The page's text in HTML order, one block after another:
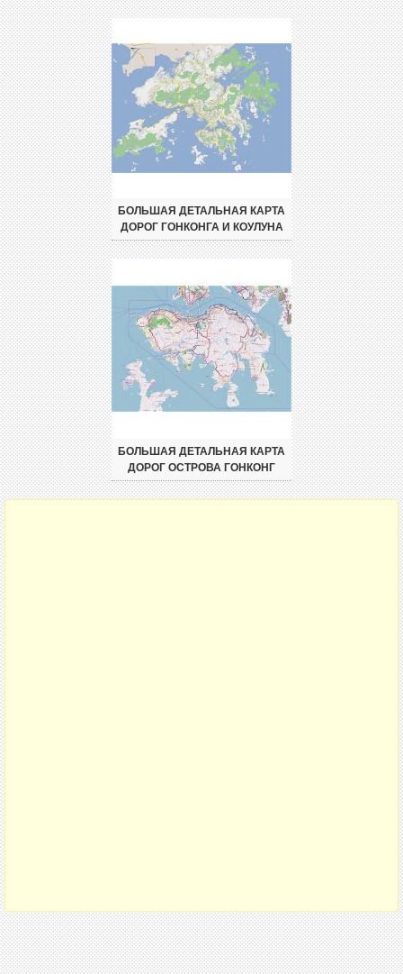
БОЛЬШАЯ ДЕТАЛЬНАЯ КАРТА
ДОРОГ ГОНКОНГА И КОУЛУНА
БОЛЬШАЯ ДЕТАЛЬНАЯ КАРТА
ДОРОГ ОСТРОВА ГОНКОНГ